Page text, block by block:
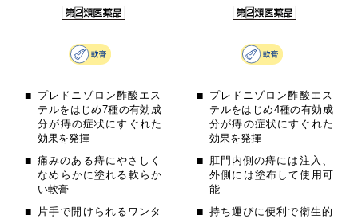
プレドニゾロン酢酸エス
テルをはじめ7種の有効成
分が痔の症状にすぐれた
効果を発揮
痛みのある痔にやさしく
なめらかに塗れる軟らか
い軟膏
片手で開けられるワンタ
プレドニゾロン酢酸エス
テルをはじめ4種の有効成
分が痔の症状にすぐれた
効果を発揮
肛門内側の痔には注入、
外側には塗布して使用可
能
持ち運びに便利で衛生的